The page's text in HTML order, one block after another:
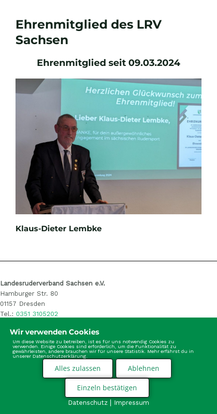
E-Mail
Ehrenmitglied des LRV
Sachsen
Ehrenmitglied seit 09.03.2024
E-Mail
Klaus-Dieter Lembke
Landesruderverband Sachsen e.V.
Hamburger Str. 80
01157 Dresden
Tel.: 0351 3105202
Wir verwenden Cookies
Um diese Website zu betreiben, ist es für uns notwendig Cookies zu
verwenden. Einige Cookies sind erforderlich, um die Funktionalität zu
gewährleisten, andere brauchen wir für unsere Statistik. Mehr erfährst du in
unserer Datenschutzerklärung.
Alles zulassen Ablehnen
Einzeln bestätigen
Datenschutz | Impressum